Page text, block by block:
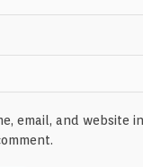
email, and website